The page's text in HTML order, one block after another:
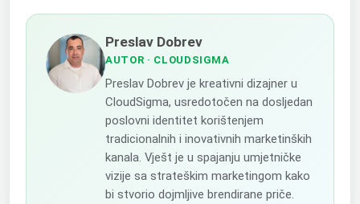
Preslav Dobrev
AUTOR · CLOUDSIGMA
Preslav Dobrev je kreativni dizajner u
CloudSigma, usredotočen na dosljedan
poslovni identitet korištenjem
tradicionalnih i inovativnih marketinških
kanala. Vješt je u spajanju umjetničke
vizije sa strateškim marketingom kako
bi stvorio dojmljive brendirane priče.